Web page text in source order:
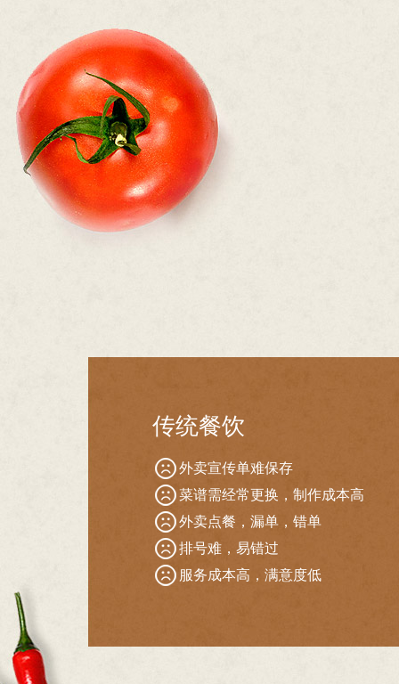
传统餐饮
外卖宣传单难保存
菜谱需经常更换，制作成本高
外卖点餐，漏单，错单
排号难，易错过
服务成本高，满意度低